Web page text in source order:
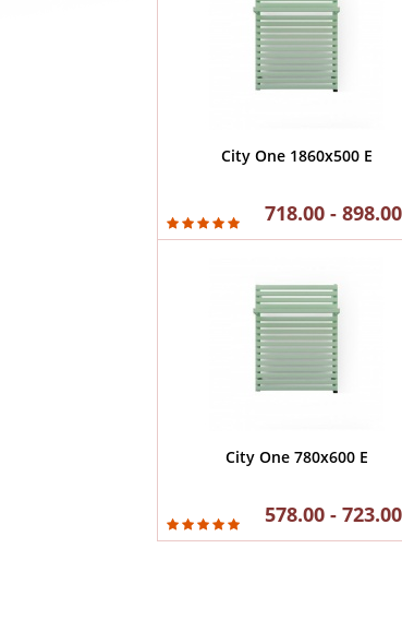
City One 1860x500 E
718.00 -
City One 780x600 E
578.00 -